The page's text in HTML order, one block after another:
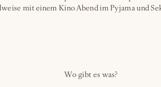
mit einem Kino Abend im Pyjama und
Wo gibt es was?